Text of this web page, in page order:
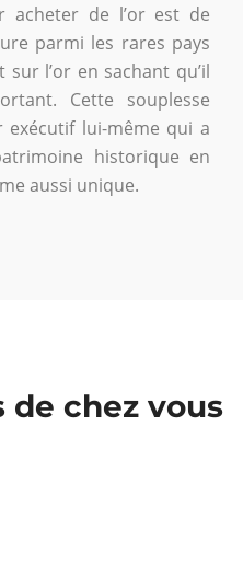
acheter de l’or est de
parmi les rares pays
l’or en sachant qu’il
Cette souplesse
lui-même qui a
historique en
aussi unique.
de chez vous